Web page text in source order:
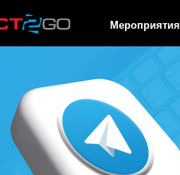
Мероприятия